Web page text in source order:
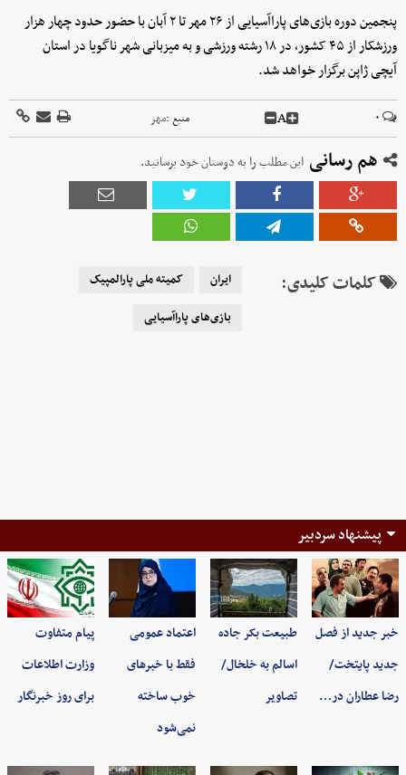
پنجمین دوره بازی‌های پاراآسیایی از ۲۶ مهر تا ۲ آبان با حضور حدود چهار هزار
ورزشکار از ۴۵ کشور، در ۱۸ رشته ورزشی و به میزبانی شهر ناگویا در استان
آیچی ژاپن برگزار خواهد شد.
۰ A منبع :مهر
هم رسانی این مطلب را به دوستان خود برسانید.
کلمات کلیدی: ایران
کمیته‌ ملی پارالمپیک
بازی‌های پاراآسیایی
پیشنهاد سردبیر
خبر جدید از فصل
جدید پایتخت/
رضا عطاران در…
طبیعت بکر جاده
اسالم به خلخال/
تصاویر
اعتماد عمومی
فقط با خبرهای
خوب ساخته
نمی‌شود
پیام متفاوت
وزارت اطلاعات
برای روز خبرنگار